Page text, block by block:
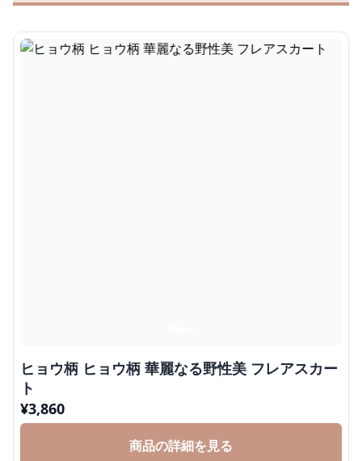
ヒョウ柄 ヒョウ柄 華麗なる野性美 フレアスカー
ト
¥3,860
商品の詳細を見る